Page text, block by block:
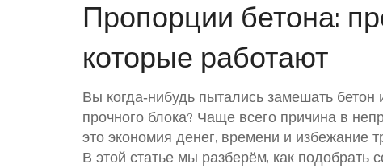
Пропорции бетона:
которые работают
Вы когда‑нибудь пытались замешать
прочного блока? Чаще всего причина в
это экономия денег, времени и избежание
В этой статье мы разберём, как